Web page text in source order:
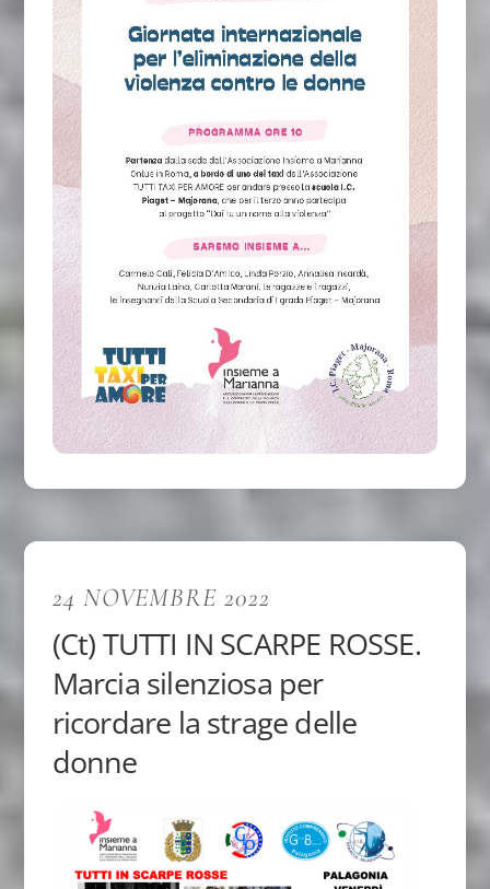
24 NOVEMBRE 2022
(Ct) TUTTI IN SCARPE ROSSE.
Marcia silenziosa per
ricordare la strage delle
donne